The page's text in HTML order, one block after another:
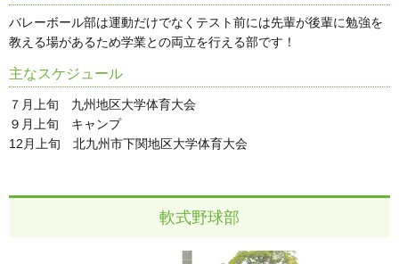
バレーボール部は運動だけでなくテスト前には先輩が後輩に勉強を
教える場があるため学業との両立を行える部です！
主なスケジュール
７月上旬 九州地区大学体育大会
９月上旬 キャンプ
12月上旬 北九州市下関地区大学体育大会
軟式野球部